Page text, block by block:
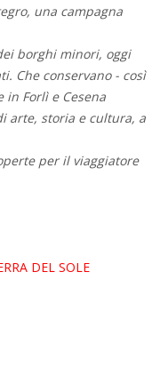
una campagna
borghi minori, oggi
Che conservano - così
in Forlì e Cesena
arte, storia e cultura, a
per il viaggiatore
DEL SOLE